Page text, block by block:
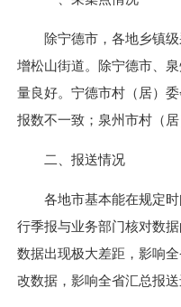
除宁德市， 各地乡镇
增松山街道。除宁德市、
量良好。宁德市村（居）
报数不一致；泉州市村（居
二、报送情况
各地市基本能在规定
行季报与业务部门核对数
数据出现极大差距，影响
改数据，影响全省汇总报送